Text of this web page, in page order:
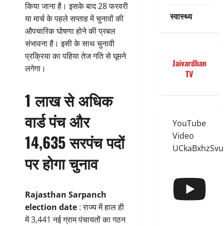
किया जाना है। इसके बाद 28 फरवरी
या मार्च के पहले सप्ताह में चुनावों की
औपचारिक घोषणा होने की प्रबल
संभावना है। इसी के साथ चुनावी
प्रक्रिया का पहिया तेज गति से घूमने
लगेगा।
1 लाख से अधिक
वार्ड पंच और
14,635 सरपंच पदों
पर होगा चुनाव
Rajasthan Sarpanch
election date : राज्य में हाल ही
में 3,441 नई ग्राम पंचायतों का गठन
स्वास्थ्य
Jaivardhan
TV
YouTube
Video